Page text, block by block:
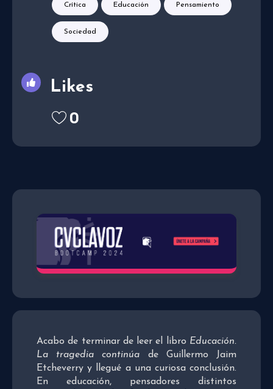
Acabo de terminar de leer el libro Educación.
La tragedia continúa de Guillermo Jaim
Etcheverry y llegué a una curiosa conclusión.
En educación, pensadores distintos
Crítica Educación Pensamiento
Sociedad
Likes
0